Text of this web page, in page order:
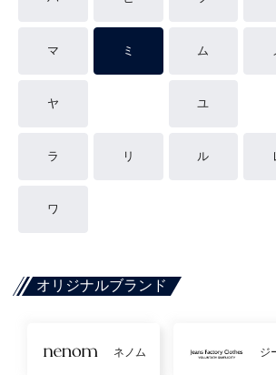
マ ミ ム
ヤ ユ
ラ リ ル
ワ
オリジナルブランド
ネノム ジ